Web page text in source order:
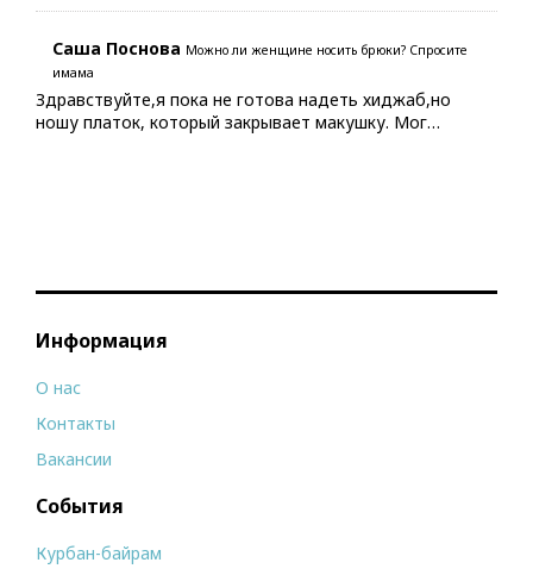
Саша Поснова Можно ли женщине носить брюки? Спросите
имама
Здравствуйте,я пока не готова надеть хиджаб,но
ношу платок, который закрывает макушку. Мог…
Информация
О нас
Контакты
Вакансии
События
Курбан-байрам